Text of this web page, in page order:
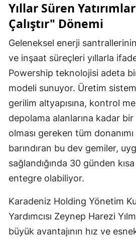
Yıllar Süren
Çalıştır" Dönemi
Geleneksel enerji
ve inşaat süreçleri yıllarla
Powership teknolojisi adeta
modeli sunuyor. Üretim
gerilim altyapısına, kontrol
depolama alanlarına kadar
olması gereken tüm
barındıran bu dev gemiler,
sağlandığında 30 günden
entegre olabiliyor.
Karadeniz Holding Yönetim
Yardımcısı Zeynep Harezi
büyük avantajının hız ve